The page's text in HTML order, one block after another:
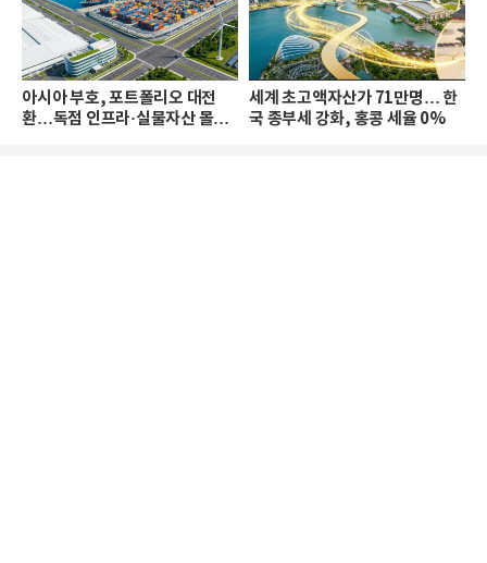
아시아 부호, 포트폴리오 대전
환…독점 인프라·실물자산 몰린
세계 초고액자산가 71만명… 한
국 종부세 강화, 홍콩 세율 0%